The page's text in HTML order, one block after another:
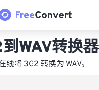
WAV转换器
线将 3G2 转换为 WAV。